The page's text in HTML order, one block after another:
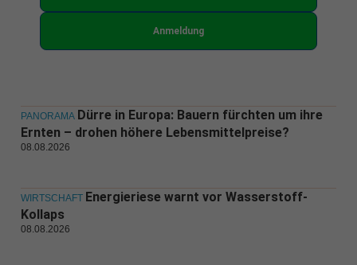
Anmeldung
PANORAMA Dürre in Europa: Bauern fürchten um ihre
Ernten – drohen höhere Lebensmittelpreise?
08.08.2026
WIRTSCHAFT Energieriese warnt vor Wasserstoff-
Kollaps
08.08.2026